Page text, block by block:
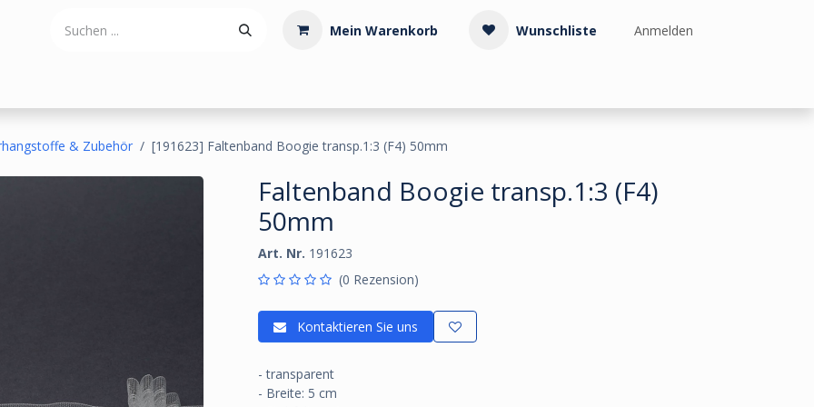
Mein Warenkorb
Wunschliste Anmelden
& Zubehör [191623] Faltenband Boogie transp.1:3 (F4) 50mm
Faltenband Boogie transp.1:3 (F4)
50mm
Art. Nr. 191623
(0 Rezension)
Kontaktieren Sie uns
- transparent
- Breite: 5 cm